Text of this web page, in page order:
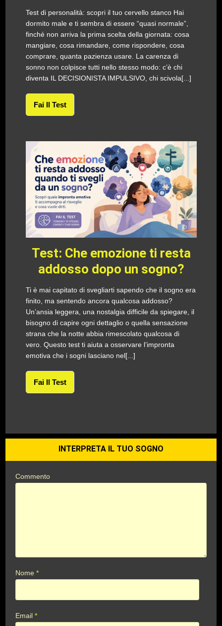
Test di personalità: scopri il tuo cervello stanco Hai
dormito male e ti sembra di essere “quasi normale”,
finché non arriva la prima scelta della giornata: cosa
mangiare, cosa rimandare, come rispondere, cosa
comprare, quanta pazienza usare. La carenza di
sonno non colpisce tutti nello stesso modo: c’è chi
diventa IL DECISIONISTA IMPULSIVO, chi scivola[...]
Fai Il Test
Test: Che emozione ti resta
addosso dopo un sogno?
Ti è mai capitato di svegliarti sapendo che il sogno era
finito, ma sentendo ancora qualcosa addosso?
Un’ansia leggera, una nostalgia difficile da spiegare, il
bisogno di capire ogni dettaglio o quella sensazione
strana che la notte abbia rimescolato qualcosa di
vero. Questo test ti aiuta a osservare l’impronta
emotiva che i sogni lasciano nel[...]
Fai Il Test
INTERPRETA IL TUO SOGNO
Commento
Nome*
Email*